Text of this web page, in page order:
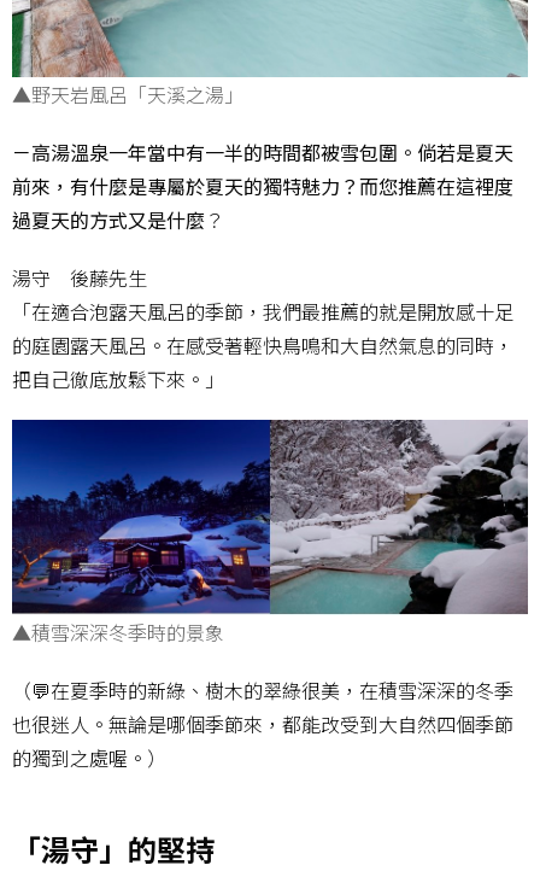
▲野天岩風呂「天溪之湯」
－高湯溫泉一年當中有一半的時間都被雪包圍。倘若是夏天
前來，有什麼是專屬於夏天的獨特魅力？而您推薦在這裡度
過夏天的方式又是什麼 ？
湯守 後藤先生
「在適合泡露天風呂的季節，我們最推薦的就是開放感十足
的庭園露天風呂。在感受著輕快鳥鳴和大自然氣息的同時，
把自己徹底放鬆下來。」
▲積雪深深冬季時的景象
（💬在夏季時的新綠、樹木的翠綠很美，在積雪深深的冬季
也很迷人。無論是哪個季節來，都能改受到大自然四個季節
的獨到之處喔。）
「湯守」的堅持